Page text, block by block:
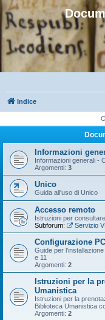
Indice
Informazioni
Informazioni generali -
Argomenti: 3
Unico
Guida all'uso di Unico
Accesso remoto
Istruzioni per
Subforum:
Servizio
Configurazione
Guide per
e 11
Argomenti: 2
Istruzioni per la
Umanistica
Istruzioni per la
Biblioteca Umanistica
Argomenti: 2